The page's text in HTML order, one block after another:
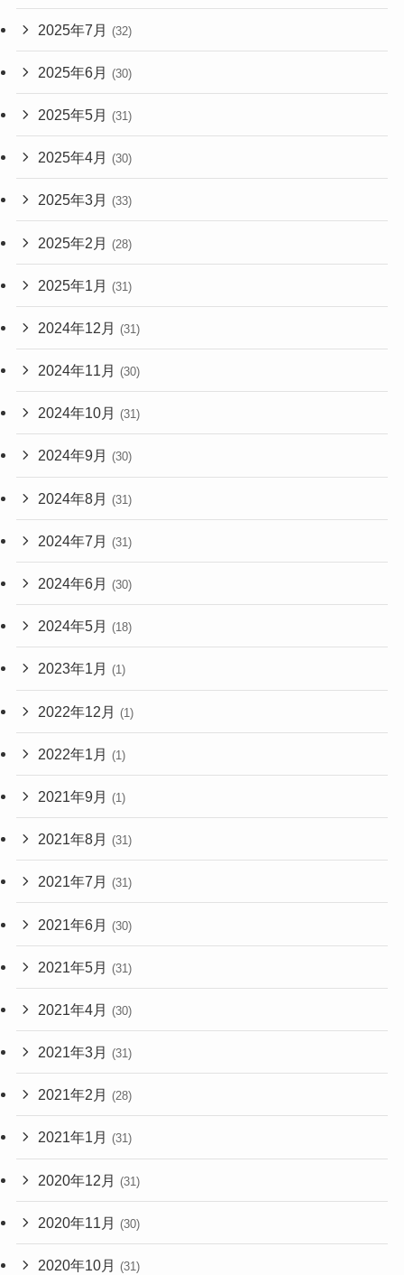
2025年7月 (32)
2025年6月 (30)
2025年5月 (31)
2025年4月 (30)
2025年3月 (33)
2025年2月 (28)
2025年1月 (31)
2024年12月 (31)
2024年11月 (30)
2024年10月 (31)
2024年9月 (30)
2024年8月 (31)
2024年7月 (31)
2024年6月 (30)
2024年5月 (18)
2023年1月 (1)
2022年12月 (1)
2022年1月 (1)
2021年9月 (1)
2021年8月 (31)
2021年7月 (31)
2021年6月 (30)
2021年5月 (31)
2021年4月 (30)
2021年3月 (31)
2021年2月 (28)
2021年1月 (31)
2020年12月 (31)
2020年11月 (30)
2020年10月 (31)